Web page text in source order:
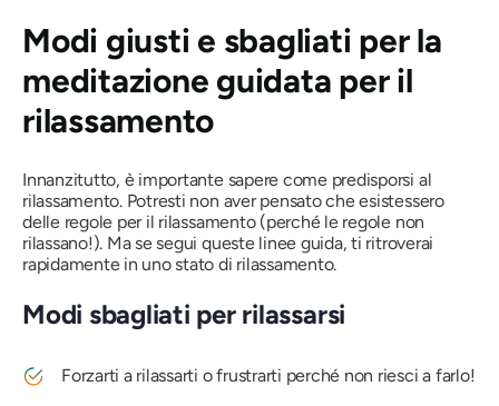
Modi giusti e sbagliati per la
meditazione guidata per il
rilassamento
Innanzitutto, è importante sapere come predisporsi al
rilassamento. Potresti non aver pensato che esistessero
delle regole per il rilassamento (perché le regole non
rilassano!). Ma se segui queste linee guida, ti ritroverai
rapidamente in uno stato di rilassamento.
Modi sbagliati per rilassarsi
Forzarti a rilassarti o frustrarti perché non riesci a farlo!